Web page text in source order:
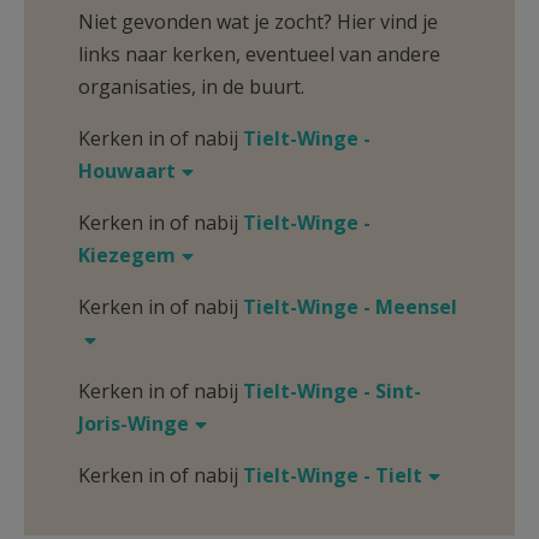
Niet gevonden wat je zocht? Hier vind je
links naar kerken, eventueel van andere
organisaties, in de buurt.
Kerken in of nabij Tielt-Winge -
Houwaart
Kerken in of nabij Tielt-Winge -
Kiezegem
Kerken in of nabij Tielt-Winge - Meensel
Kerken in of nabij Tielt-Winge - Sint-
Joris-Winge
Kerken in of nabij Tielt-Winge - Tielt